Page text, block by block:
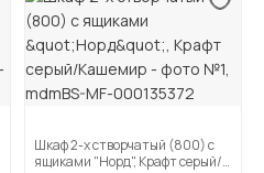
Шкаф 2-х створчатый (800) с
ящиками "Норд", Крафт серый/